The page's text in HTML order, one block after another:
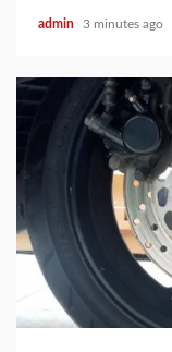
admin 3 minutes ago